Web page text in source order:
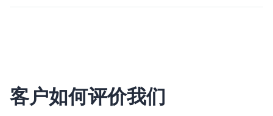
客户如何评价我们